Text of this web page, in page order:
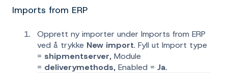
Imports from ERP
Opprett ny importer under Imports from ERP
ved å trykke New import. Fyll ut Import type
= shipmentserver, Module
= deliverymethods, Enabled = Ja.